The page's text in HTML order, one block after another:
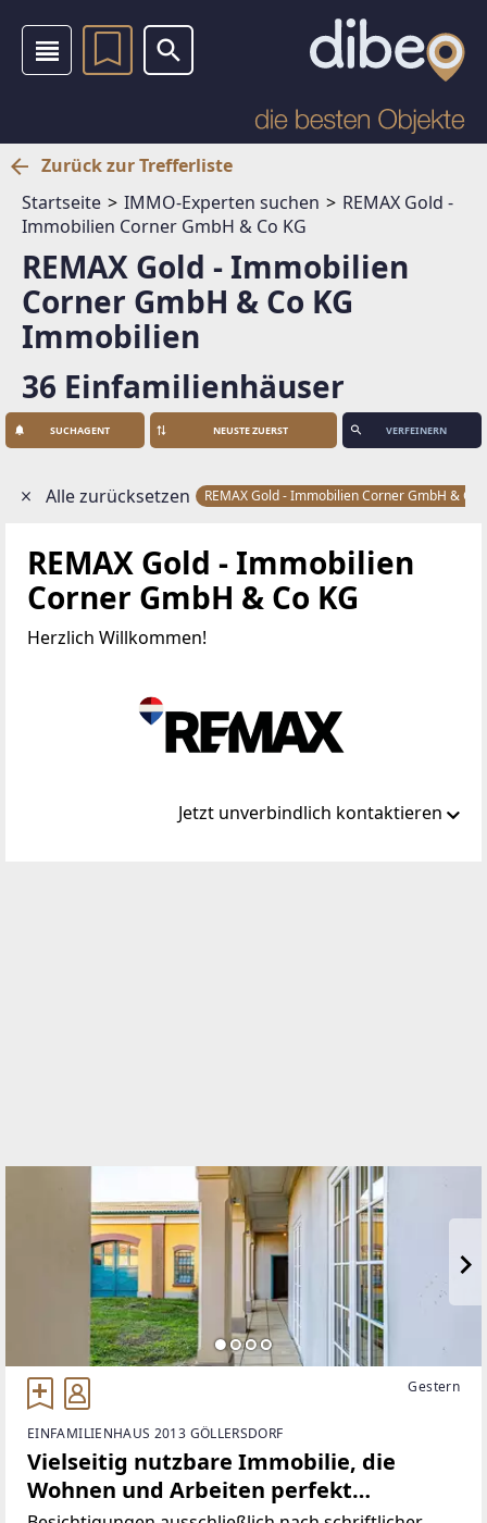
Zurück zur Trefferliste
Startseite
IMMO-Experten suchen
REMAX Gold -
Immobilien Corner GmbH & Co KG
REMAX Gold - Immobilien
Corner GmbH & Co KG
Immobilien
36 Einfamilienhäuser
SUCHAGENT VERFEINERN
Alle zurücksetzen REMAX Gold - Immobilien Corner GmbH & Co
REMAX Gold - Immobilien
Corner GmbH & Co KG
Herzlich Willkommen!
Jetzt unverbindlich kontaktieren
Gestern
EINFAMILIENHAUS 2013 GÖLLERSDORF
Vielseitig nutzbare Immobilie, die
Wohnen und Arbeiten perfekt